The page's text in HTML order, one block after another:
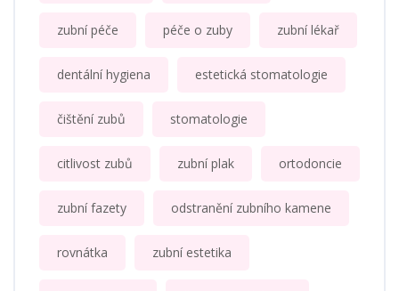
zubní péče péče o zuby zubní lékař
dentální hygiena estetická stomatologie
čištění zubů stomatologie
citlivost zubů zubní plak ortodoncie
zubní fazety odstranění zubního kamene
rovnátka zubní estetika